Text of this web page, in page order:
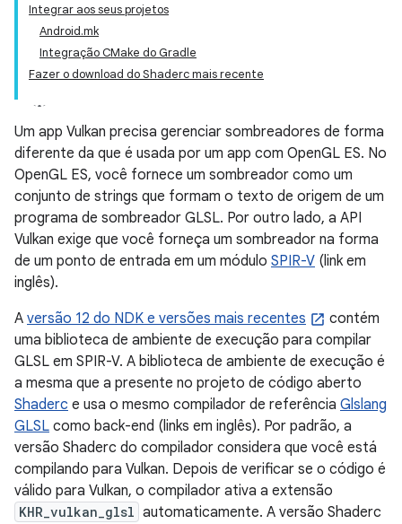
Integrar aos seus projetos
Android.mk
Integração CMake do Gradle
Fazer o download do Shaderc mais recente
Um app Vulkan precisa gerenciar sombreadores de forma
diferente da que é usada por um app com OpenGL ES. No
OpenGL ES, você fornece um sombreador como um
conjunto de strings que formam o texto de origem de um
programa de sombreador GLSL. Por outro lado, a API
Vulkan exige que você forneça um sombreador na forma
de um ponto de entrada em um módulo SPIR-V (link em
inglês).
A versão 12 do NDK e versões mais recentes
contém
uma biblioteca de ambiente de execução para compilar
GLSL em SPIR-V. A biblioteca de ambiente de execução é
a mesma que a presente no projeto de código aberto
Shaderc e usa o mesmo compilador de referência Glslang
GLSL como back-end (links em inglês). Por padrão, a
versão Shaderc do compilador considera que você está
compilando para Vulkan. Depois de verificar se o código é
válido para Vulkan, o compilador ativa a extensão
KHR_vulkan_glsl automaticamente. A versão Shaderc